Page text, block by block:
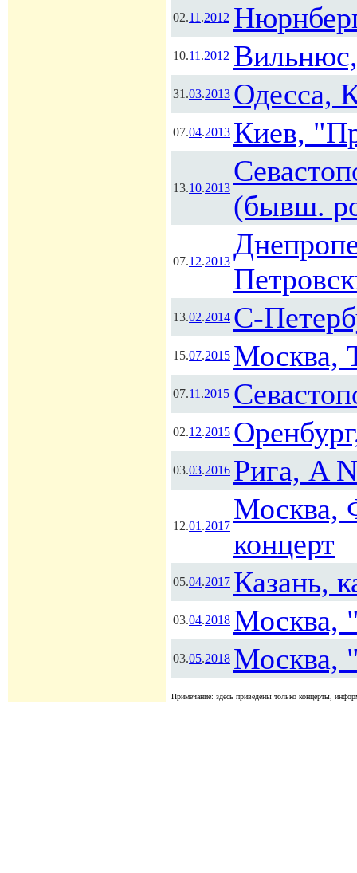
02.11.2012
10.11.2012
31.03.2013 Одесса,
07.04.2013 Киев,
13.10.2013
(бывш.
07.12.2013
13.02.2014 С-
15.07.2015 Москва,
07.11.2015
02.12.2015
03.03.2016 Рига, A
12.01.2017
Москва,
концерт
05.04.2017 Казань,
03.04.2018 Москва,
03.05.2018 Москва,
Примечание: здесь приведены только концерты,